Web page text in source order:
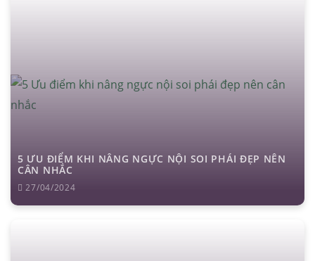
5 ƯU ĐIỂM KHI NÂNG NGỰC NỘI SOI PHÁI ĐẸP NÊN
CÂN NHẮC
27/04/2024